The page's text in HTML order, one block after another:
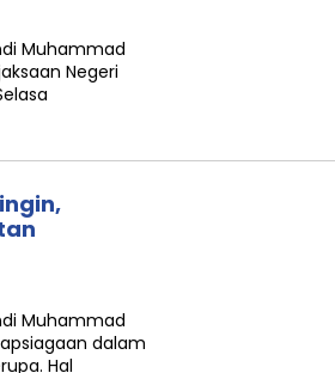
Muhammad
Negeri
Muhammad
dalam
Hal